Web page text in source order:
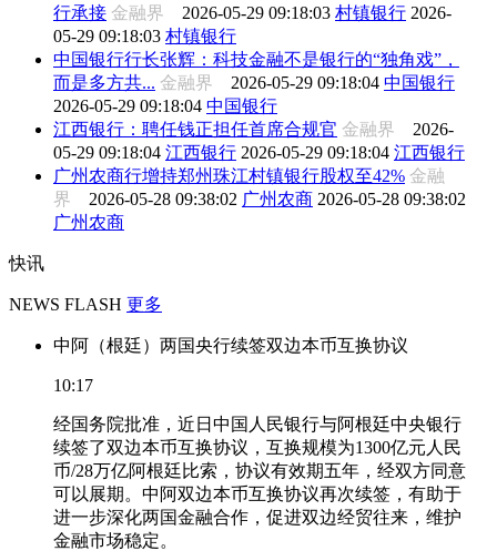
行承接 金融界 2026-05-29 09:18:03 村镇银行 2026-
05-29 09:18:03 村镇银行
中国银行行长张辉：科技金融不是银行的“独角戏”，
而是多方共... 金融界 2026-05-29 09:18:04 中国银行
2026-05-29 09:18:04 中国银行
江西银行：聘任钱正担任首席合规官 金融界 2026-
05-29 09:18:04 江西银行 2026-05-29 09:18:04 江西银行
广州农商行增持郑州珠江村镇银行股权至42% 金融
界 2026-05-28 09:38:02 广州农商 2026-05-28 09:38:02
广州农商
快讯
NEWS FLASH 更多
中阿（根廷）两国央行续签双边本币互换协议
10:17
经国务院批准，近日中国人民银行与阿根廷中央银行
续签了双边本币互换协议，互换规模为1300亿元人民
币/28万亿阿根廷比索，协议有效期五年，经双方同意
可以展期。中阿双边本币互换协议再次续签，有助于
进一步深化两国金融合作，促进双边经贸往来，维护
金融市场稳定。